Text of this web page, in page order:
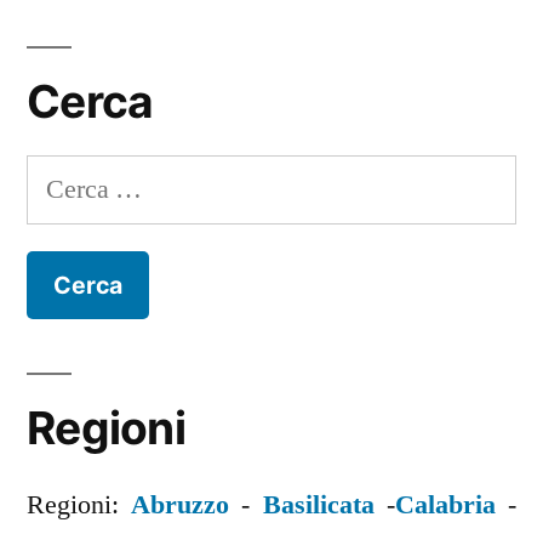
Cerca
Ricerca
per:
Regioni
Regioni:Abruzzo - Basilicata-Calabria-